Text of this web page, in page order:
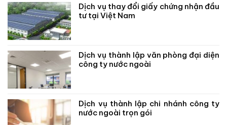
Dịch vụ thay đổi giấy chứng nhận đầu
tư tại Việt Nam
Dịch vụ thành lập văn phòng đại diện
công ty nước ngoài
Dịch vụ thành lập chi nhánh công ty
nước ngoài trọn gói